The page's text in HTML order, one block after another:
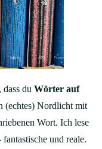
du Wörter auf
(echtes) Nordlicht mit
Wort. Ich lese
und reale.